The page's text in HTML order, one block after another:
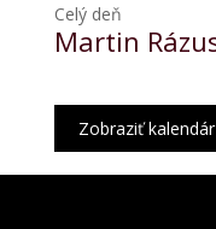
Celý deň
Martin
Zobraziť kalendár